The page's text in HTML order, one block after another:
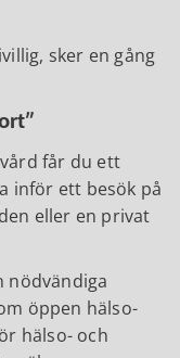
sker en gång
får du ett
inför ett besök på
eller en privat
nödvändiga
öppen hälso-
hälso- och